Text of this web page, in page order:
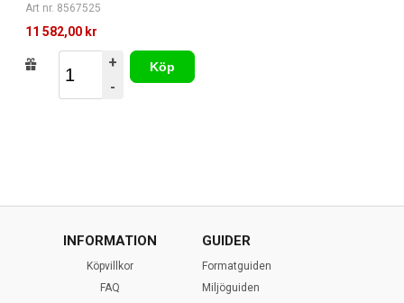
Art nr. 8567525
11 582,00 kr
+
-
Köp
INFORMATION
Köpvillkor
FAQ
GUIDER
Formatguiden
Miljöguiden